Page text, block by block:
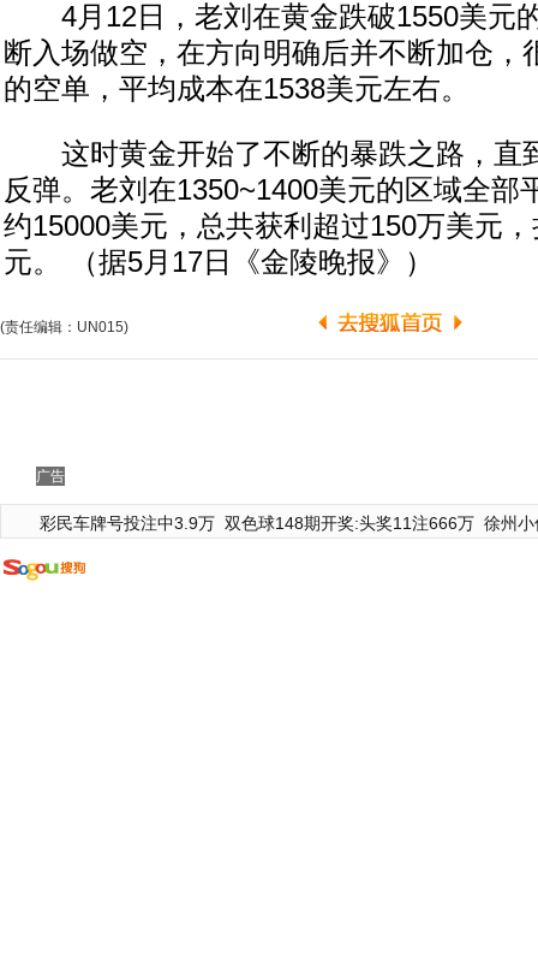
4月12日，老刘在黄金跌破1550美元
断入场做空，在方向明确后并不断加仓，
的空单，平均成本在1538美元左右。
这时黄金开始了不断的暴跌之路，直
反弹。老刘在1350~1400美元的区域全部
约15000美元，总共获利超过150万美元
元。 （据5月17日《金陵晚报》）
(责任编辑：UN015)
广告
彩民车牌号投注中3.9万 双色球148期开奖:头奖11注666万 徐州